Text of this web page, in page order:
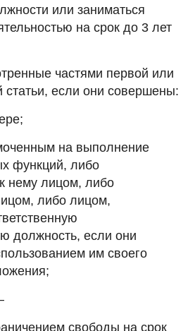
или заниматься
на срок до 3 лет
частями первой или
статьи, если они совершены:
на выполнение
функций, либо
нему лицом, либо
либо лицом,
должность, если они
им своего
свободы на срок